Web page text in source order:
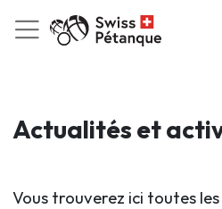
Actualités et
Vous trouverez ici toutes